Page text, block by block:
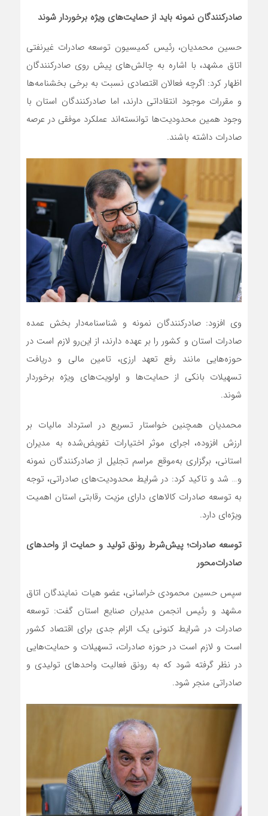
صادرکنندگان نمونه باید از حمایت‌های ویژه برخوردار شوند
حسین محمدیان، رئیس کمیسیون توسعه صادرات غیرنفتی
اتاق مشهد، با اشاره به چالش‌های پیش روی صادرکنندگان
اظهار کرد: اگرچه فعالان اقتصادی نسبت به برخی بخشنامه‌ها
و مقررات موجود انتقاداتی دارند، اما صادرکنندگان استان با
وجود همین محدودیت‌ها توانسته‌اند عملکرد موفقی در عرصه
صادرات داشته باشند.
وی افزود: صادرکنندگان نمونه و شناسنامه‌دار بخش عمده
صادرات استان و کشور را بر عهده دارند، از این‌رو لازم است در
حوزه‌هایی مانند رفع تعهد ارزی، تامین مالی و دریافت
تسهیلات بانکی از حمایت‌ها و اولویت‌های ویژه برخوردار
شوند.
محمدیان همچنین خواستار تسریع در استرداد مالیات بر
ارزش افزوده، اجرای موثر اختیارات تفویض‌شده به مدیران
استانی، برگزاری به‌موقع مراسم تجلیل از صادرکنندگان نمونه
و… شد و تاکید کرد: در شرایط محدودیت‌های صادراتی، توجه
به توسعه صادرات کالاهای دارای مزیت رقابتی استان اهمیت
ویژه‌ای دارد.
توسعه صادرات؛ پیش‌شرط رونق تولید و حمایت از واحدهای
صادرات‌محور
سپس حسین محمودی خراسانی، عضو هیات نمایندگان اتاق
مشهد و رئیس انجمن مدیران صنایع استان گفت: توسعه
صادرات در شرایط کنونی یک الزام جدی برای اقتصاد کشور
است و لازم است در حوزه صادرات، تسهیلات و حمایت‌هایی
در نظر گرفته شود که به رونق فعالیت واحدهای تولیدی و
صادراتی منجر شود.